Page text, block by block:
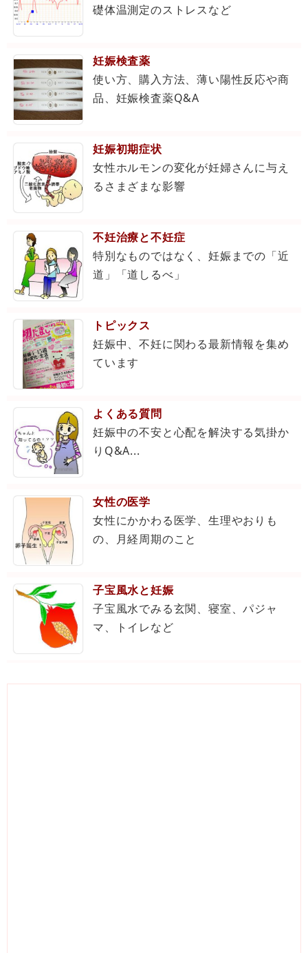
礎体温測定のストレスなど
妊娠検査薬
使い方、購入方法、薄い陽性反応や商
品、妊娠検査薬Q&A
妊娠初期症状
女性ホルモンの変化が妊婦さんに与え
るさまざまな影響
不妊治療と不妊症
特別なものではなく、妊娠までの「近
道」「道しるべ」
トピックス
妊娠中、不妊に関わる最新情報を集め
ています
よくある質問
妊娠中の不安と心配を解決する気掛か
りQ&A...
女性の医学
女性にかかわる医学、生理やおりも
の、月経周期のこと
子宝風水と妊娠
子宝風水でみる玄関、寝室、パジャ
マ、トイレなど